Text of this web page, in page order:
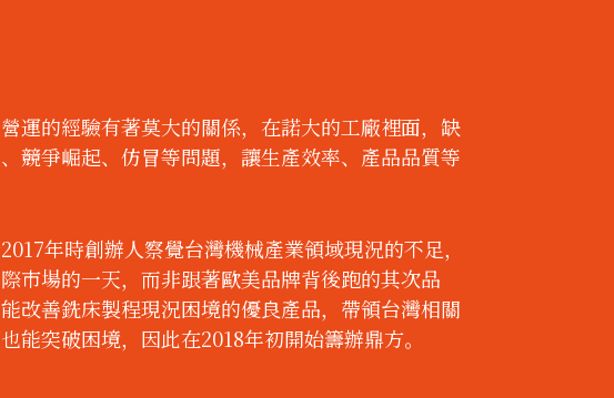
運的經驗有著莫大的關係，在諾大的工廠裡面，缺
競爭崛起、仿冒等問題，讓生產效率、產品品質等
年時創辦人察覺台灣機械產業領域現況的不足，
市場的一天，而非跟著歐美品牌背後跑的其次品
改善銑床製程現況困境的優良產品，帶領台灣相關
能突破困境，因此在2018年初開始籌辦鼎方。